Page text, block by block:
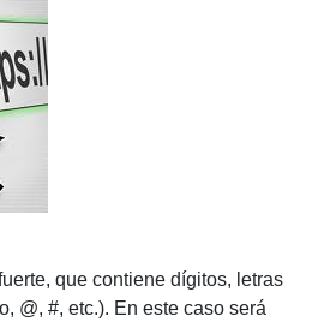
que contiene dígitos, letras
@, #, etc.). En este caso será